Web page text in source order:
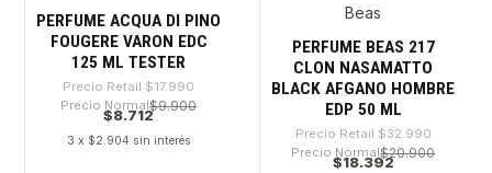
PERFUME ACQUA DI PINO
FOUGERE VARON EDC
125 ML TESTER
Precio Retail $17.990
Precio Normal$9.900
$8.712
3 x $2.904 sin interés
Beas
PERFUME BEAS 217
CLON NASAMATTO
BLACK AFGANO HOMBRE
EDP 50 ML
Precio Retail $32.990
Precio Normal$20.900
$18.392